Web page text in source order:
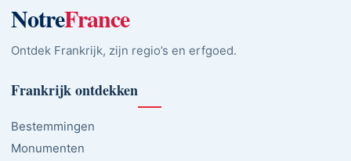
NotreFrance
Ontdek Frankrijk, zijn regio’s en erfgoed.
Frankrijk ontdekken
Bestemmingen
Monumenten